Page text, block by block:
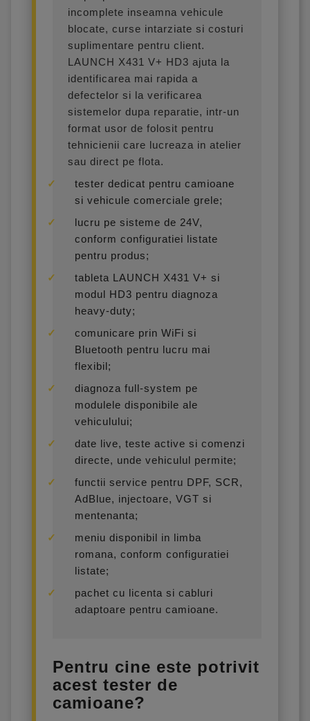
incomplete inseamna vehicule
blocate, curse intarziate si costuri
suplimentare pentru client.
LAUNCH X431 V+ HD3 ajuta la
identificarea mai rapida a
defectelor si la verificarea
sistemelor dupa reparatie, intr-un
format usor de folosit pentru
tehnicienii care lucreaza in atelier
sau direct pe flota.
tester dedicat pentru camioane
si vehicule comerciale grele;
lucru pe sisteme de 24V,
conform configuratiei listate
pentru produs;
tableta LAUNCH X431 V+ si
modul HD3 pentru diagnoza
heavy-duty;
comunicare prin WiFi si
Bluetooth pentru lucru mai
flexibil;
diagnoza full-system pe
modulele disponibile ale
vehiculului;
date live, teste active si comenzi
directe, unde vehiculul permite;
functii service pentru DPF, SCR,
AdBlue, injectoare, VGT si
mentenanta;
meniu disponibil in limba
romana, conform configuratiei
listate;
pachet cu licenta si cabluri
adaptoare pentru camioane.
Pentru cine este potrivit
acest tester de
camioane?